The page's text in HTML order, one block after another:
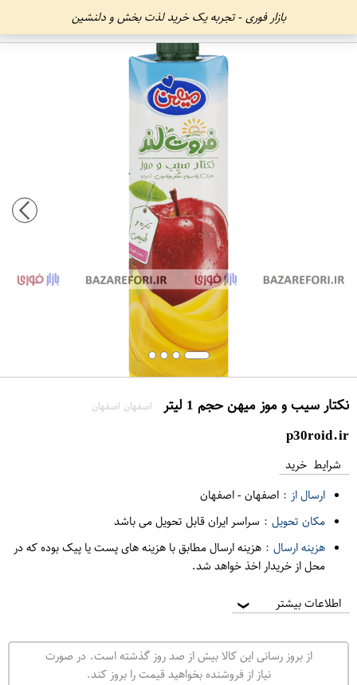
بازار فوری - تجربه یک خرید لذت بخش و دلنشین
نکتار سیب و موز میهن حجم 1 لیتر اصفهان اصفهان
p30roid.ir
شرایط خرید
ارسال از : اصفهان-اصفهان
مکان تحویل : سراسر ایران قابل تحویل می باشد
هزینه ارسال : هزینه ارسال مطابق با هزینه های پست یا پیک بوده که در
محل از خریدار اخذ خواهد شد.
اطلاعات بیشتر ❯
از بروز رسانی این کالا بیش از صد روز گذشته است. در صورت
نیاز از فروشنده بخواهید قیمت را بروز کند.